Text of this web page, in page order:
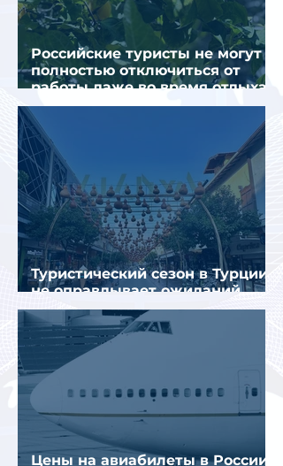
Российские туристы не могут
полностью отключиться от
работы даже во время отдыха
в Турции
Туристический сезон в Турции
не оправдывает ожиданий
отрасли
Цены на авиабилеты в России